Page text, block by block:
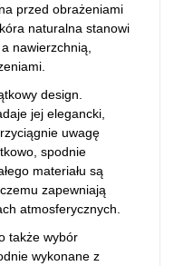
przed obrażeniami
naturalna stanowi
nawierzchnią,
design.
jej elegancki,
uwagę
spodnie
materiału są
zapewniają
atmosferycznych.
także wybór
wykonane z